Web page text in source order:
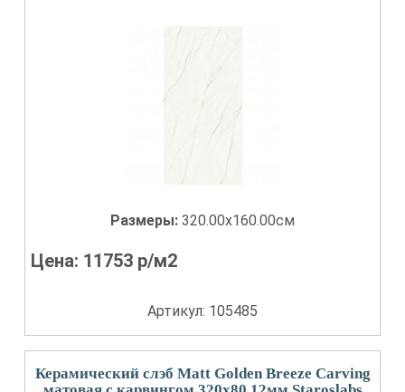
Размеры: 320.00x160.00см
Цена: 11753 р/м2
Артикул: 105485
Керамический слэб Matt Golden Breeze Carving